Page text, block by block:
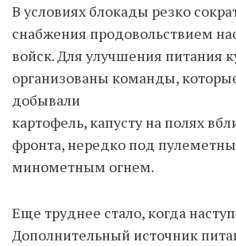
В условиях блокады резко
снабжения продовольствием
войск. Для улучшения питания
организованы команды,
добывали
картофель, капусту на полях
фронта, нередко под
минометным огнем.
Еще труднее стало, когда
Дополнительный источник